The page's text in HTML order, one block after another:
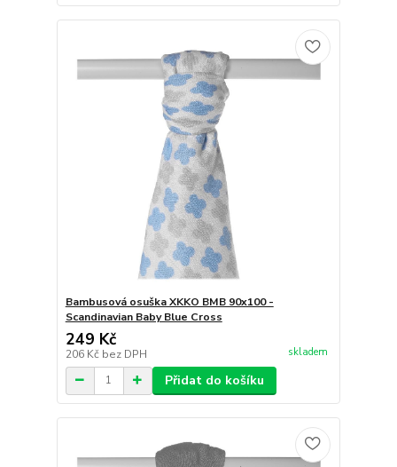
Bambusová osuška XKKO BMB 90x100 -
Scandinavian Baby Blue Cross
249 Kč
206 Kč bez DPH skladem
Přidat do košíku